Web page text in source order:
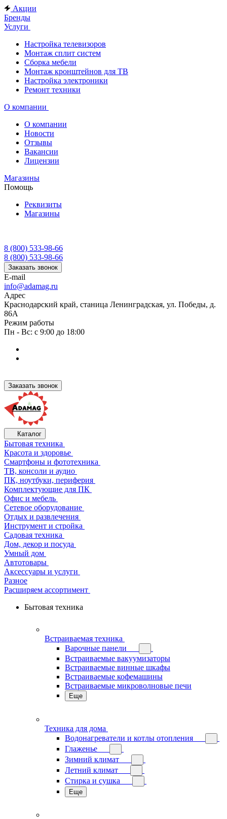
Акции
Бренды
Услуги
Настройка телевизоров
Монтаж сплит систем
Сборка мебели
Монтаж кронштейнов для ТВ
Настройка электроники
Ремонт техники
О компании
О компании
Новости
Отзывы
Вакансии
Лицензии
Магазины
Помощь
Реквизиты
Магазины
8 (800) 533-98-66
8 (800) 533-98-66
Заказать звонок
E-mail
info@adamag.ru
Адрес
Краснодарский край, станица Ленинградская, ул. Победы, д.
86А
Режим работы
Пн - Вс: с 9:00 до 18:00
Заказать звонок
Каталог
Бытовая техника
Красота и здоровье
Смартфоны и фототехника
ТВ, консоли и аудио
ПК, ноутбуки, периферия
Комплектующие для ПК
Офис и мебель
Сетевое оборудование
Отдых и развлечения
Инструмент и стройка
Садовая техника
Дом, декор и посуда
Умный дом
Автотовары
Аксессуары и услуги
Разное
Расширяем ассортимент
Бытовая техника
Встраиваемая техника
Варочные панели
Встраиваемые вакуумизаторы
Встраиваемые винные шкафы
Встраиваемые кофемашины
Встраиваемые микроволновые печи
Еще
Техника для дома
Водонагреватели и котлы отопления
Глаженье
Зимний климат
Летний климат
Стирка и сушка
Еще